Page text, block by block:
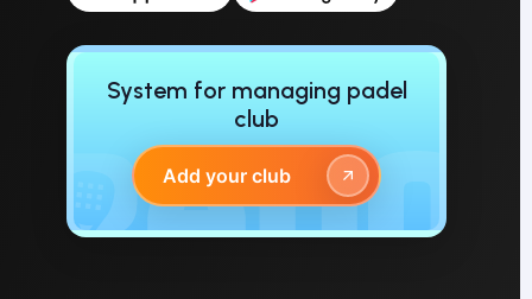
System for managing padel
club
Add your club